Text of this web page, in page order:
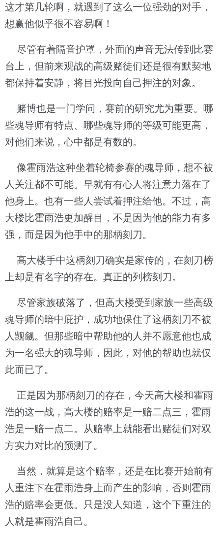
这才第几轮啊，就遇到了这么一位强劲的对手，
想赢他似乎很不容易啊！
尽管有着隔音护罩，外面的声音无法传到比赛
台上，但前来观战的高级赌徒们还是很有默契地
都保持着安静，将目光投向自己押注的对象。
赌博也是一门学问，赛前的研究尤为重要。哪
些魂导师有特点、哪些魂导师的等级可能更高，
对他们来说，心中都是有数的。
像霍雨浩这种坐着轮椅参赛的魂导师，想不被
人关注都不可能。早就有有心人将注意力落在了
他身上。也有一些人尝试着押注给他。不过，高
大楼比霍雨浩更加醒目，不是因为他的能力有多
强，而是因为他手中的那柄刻刀。
高大楼手中这柄刻刀确实是家传的，在刻刀榜
上却是有名字的存在。真正的列榜刻刀。
尽管家族破落了，但高大楼受到家族一些高级
魂导师的暗中庇护，成功地保住了这柄刻刀不被
人觊觎。但那些暗中帮助他的人并不愿意他也成
为一名强大的魂导师，因此，对他的帮助也就仅
此而已了。
正是因为那柄刻刀的存在，今天高大楼和霍雨
浩的这一战，高大楼的赔率是一赔二点三，霍雨
浩是一赔一点二。从赔率上就能看出赌徒们对双
方实力对比的预测了。
当然，就算是这个赔率，还是在比赛开始前有
人重注下在霍雨浩身上而产生的影响，否则霍雨
浩的赔率会更低。只是没人知道，这个下重注的
人就是霍雨浩自己。